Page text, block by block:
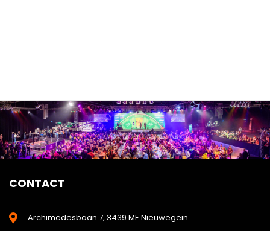
CONTACT
Archimedesbaan 7, 3439 ME Nieuwegein